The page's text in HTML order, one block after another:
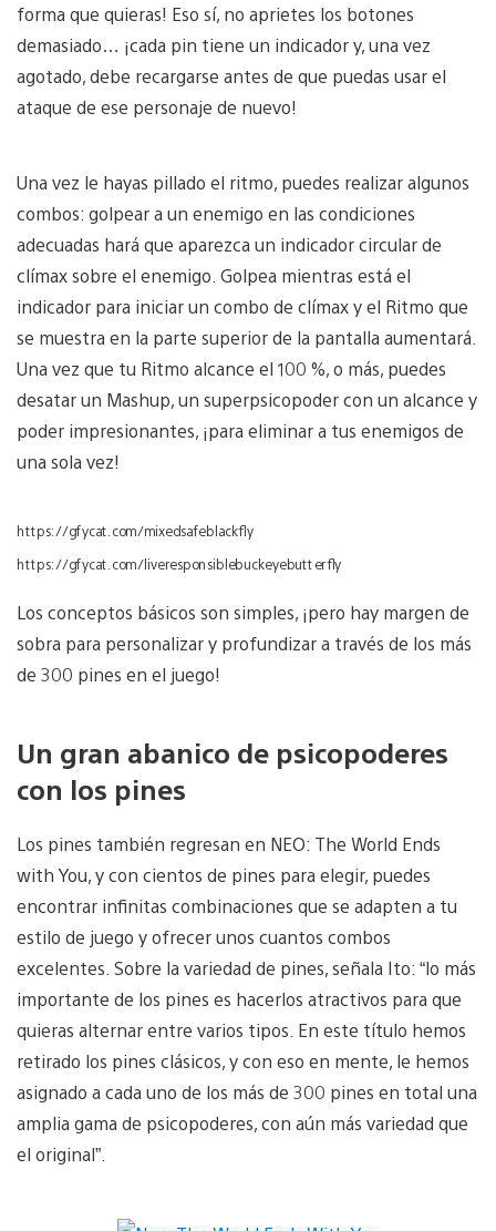
forma que quieras! Eso sí, no aprietes los botones
demasiado… ¡cada pin tiene un indicador y, una vez
agotado, debe recargarse antes de que puedas usar el
ataque de ese personaje de nuevo!
Una vez le hayas pillado el ritmo, puedes realizar algunos
combos: golpear a un enemigo en las condiciones
adecuadas hará que aparezca un indicador circular de
clímax sobre el enemigo. Golpea mientras está el
indicador para iniciar un combo de clímax y el Ritmo que
se muestra en la parte superior de la pantalla aumentará.
Una vez que tu Ritmo alcance el 100 %, o más, puedes
desatar un Mashup, un superpsicopoder con un alcance y
poder impresionantes, ¡para eliminar a tus enemigos de
una sola vez!
https://gfycat.com/mixedsafeblackfly
https://gfycat.com/liveresponsiblebuckeyebutterfly
Los conceptos básicos son simples, ¡pero hay margen de
sobra para personalizar y profundizar a través de los más
de 300 pines en el juego!
Un gran abanico de psicopoderes
con los pines
Los pines también regresan en NEO: The World Ends
with You, y con cientos de pines para elegir, puedes
encontrar infinitas combinaciones que se adapten a tu
estilo de juego y ofrecer unos cuantos combos
excelentes. Sobre la variedad de pines, señala Ito: “lo más
importante de los pines es hacerlos atractivos para que
quieras alternar entre varios tipos. En este título hemos
retirado los pines clásicos, y con eso en mente, le hemos
asignado a cada uno de los más de 300 pines en total una
amplia gama de psicopoderes, con aún más variedad que
el original”.